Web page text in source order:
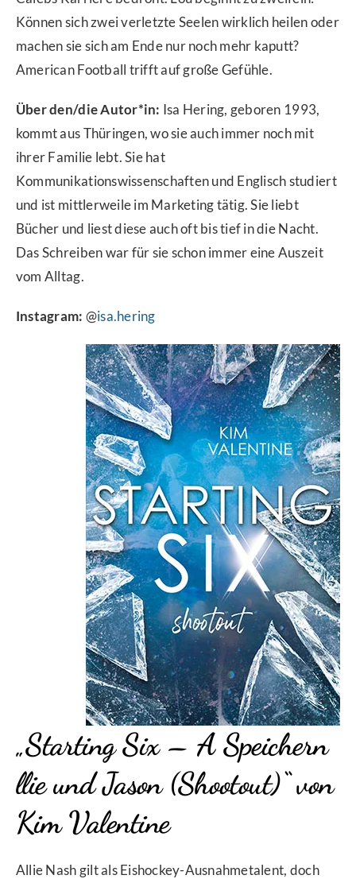
Können sich zwei verletzte Seelen wirklich heilen oder
machen sie sich am Ende nur noch mehr kaputt?
American Football trifft auf große Gefühle.
Über den/die Autor*in: Isa Hering, geboren 1993,
kommt aus Thüringen, wo sie auch immer noch mit
ihrer Familie lebt. Sie hat
Kommunikationswissenschaften und Englisch studiert
und ist mittlerweile im Marketing tätig. Sie liebt
Bücher und liest diese auch oft bis tief in die Nacht.
Das Schreiben war für sie schon immer eine Auszeit
vom Alltag.
Instagram: @isa.hering
„Starting Six – ASpeichern
llie und Jason (Shootout)“ von
Kim Valentine
Allie Nash gilt als Eishockey-Ausnahmetalent, doch